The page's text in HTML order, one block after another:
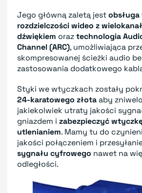
Jego główną zaletą jest
rozdzielczości wideo z
dźwiękiem oraztechnologia
Channel (ARC), umożliwiająca
skompresowanej ścieżki audio
zastosowania dodatkowego
Styki we wtyczkach zostały
24-karatowego złotaaby
jakiekolwiek utraty jakości
gniazdem i zabezpieczyć
utlenianiem. Mamy tu do
jakości połączeniem i
sygnału cyfrowego nawet na
odległości.